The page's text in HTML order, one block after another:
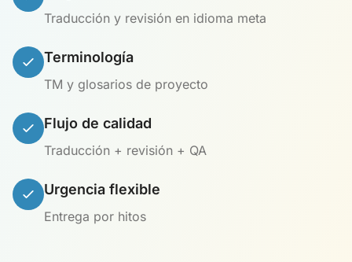
Traducción y revisión en idioma meta
Terminología
TM y glosarios de proyecto
Flujo de calidad
Traducción + revisión + QA
Urgencia flexible
Entrega por hitos